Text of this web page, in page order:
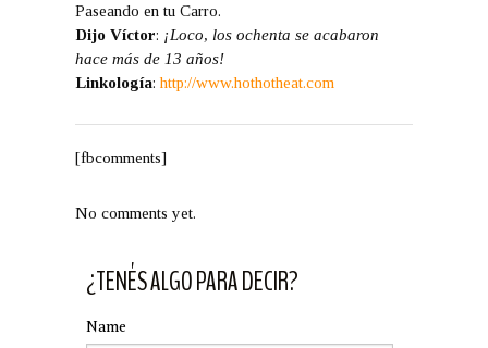
Paseando en tu Carro.
Dijo Víctor: ¡Loco, los ochenta se acabaron
hace más de 13 años!
Linkología: http://www.hothotheat.com
[fbcomments]
No comments yet.
¿TENÉS ALGO PARA DECIR?
Name